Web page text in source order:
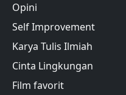
Opini
Self Improvement
Karya Tulis Ilmiah
Cinta Lingkungan
Film favorit